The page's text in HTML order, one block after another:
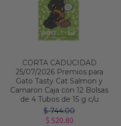
CORTA CADUCIDAD
25/07/2026 Premios para
Gato Tasty Cat Salmon y
Camaron Caja con 12 Bolsas
de 4 Tubos de 15 g c/u
$ 744.00
$ 520.80